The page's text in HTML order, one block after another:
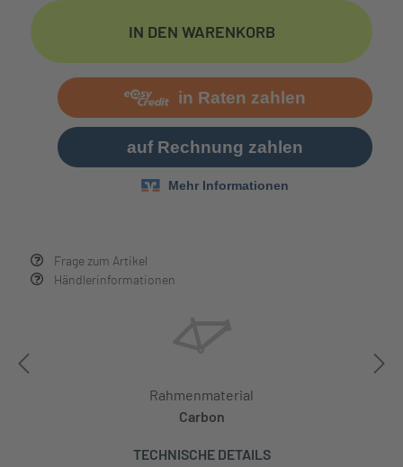
Frage zum Artikel
Händlerinformationen
IN DEN WARENKORB
Rahmenmaterial
Carbon
TECHNISCHE DETAILS